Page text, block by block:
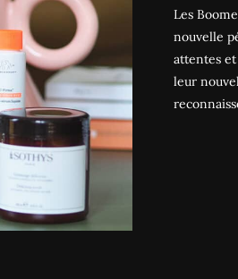
Les
nouvelle
attentes
leur